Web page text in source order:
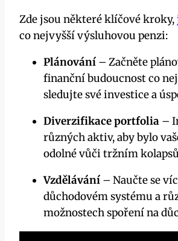
Zde jsou některé klíčové kroky,
co nejvyšší výsluhovou penzi:
Plánování – Začněte
finanční budoucnost co
sledujte své investice a
Diverzifikace portfolia –
různých aktiv, aby bylo
odolné vůči tržním
Vzdělávání – Naučte se
důchodovém systému a
možnostech spoření na